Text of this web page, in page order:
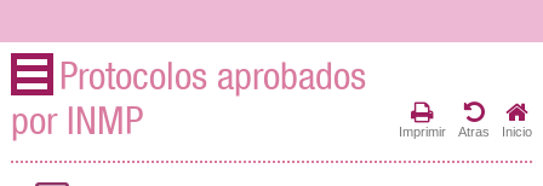
Protocolos aprobados
por INMP
Imprimir Atras Inicio